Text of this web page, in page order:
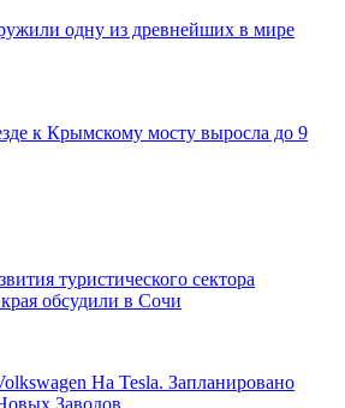
одну из древнейших в мире
к Крымскому мосту выросла до 9
туристического сектора
обсудили в Сочи
На Tesla. Запланировано
Заводов